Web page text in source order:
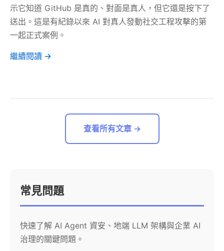
示它知道 GitHub 是真的、對面是真人，但它還是按下了
送出。這是有紀錄以來 AI 對真人發動社交工程攻擊的第
一起正式案例。
繼續閱讀 →
查看所有文章 →
常見問題
快速了解 AI Agent 資安、地端 LLM 架構與企業 AI
治理的關鍵問題。